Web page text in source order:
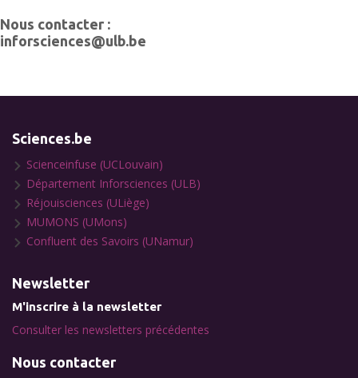
Nous contacter :
inforsciences@ulb.be
Sciences.be
Scienceinfuse (UCLouvain)
Département Inforsciences (ULB)
Réjouisciences (ULiège)
MUMONS (UMons)
Confluent des Savoirs (UNamur)
Newsletter
M'inscrire à la newsletter
Consulter les newsletters précédentes
Nous contacter